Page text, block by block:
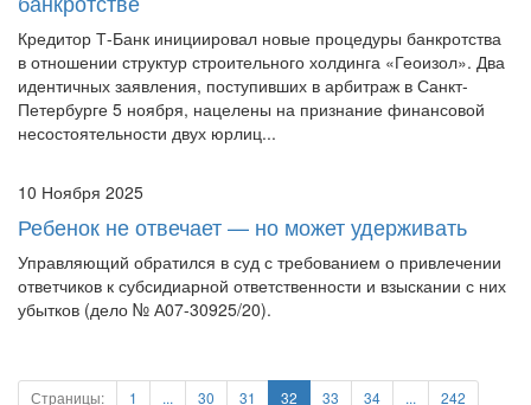
Кредитор Т-Банк инициировал новые процедуры банкротства
в отношении структур строительного холдинга «Геоизол». Два
идентичных заявления, поступивших в арбитраж в Санкт-
Петербурге 5 ноября, нацелены на признание финансовой
несостоятельности двух юрлиц...
Ребенок не отвечает — но может удерживать
Управляющий обратился в суд с требованием о привлечении
ответчиков к субсидиарной ответственности и взыскании с них
убытков (дело № А07-30925/20).